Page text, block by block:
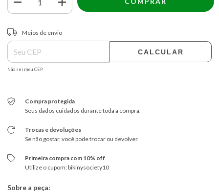
Entregas para o CEP:
Meios de envio
CALCULAR
Não sei meu CEP
Compra protegida
Seus dados cuidados durante toda a compra.
Trocas e devoluções
Se não gostar, você pode trocar ou devolver.
Primeira compra com 10% off
Utilize o cupom: bikinysociety10
Sobre a peça: